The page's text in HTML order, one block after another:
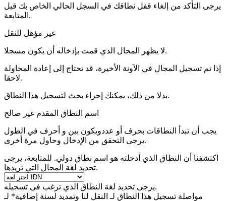
يرجى التأكد من إلغاء قفل نطاقك في السجل الحالي الخاص بك قبل
المتابعة.
غير مؤهل للنقل
لا يظهر المجال الذي قمت بإدخاله أن يكون مسجلا.
إذا تم تسجيل المجال في الآونة الأخيرة، قد تحتاج إلى إعادة المحاولة
لاحقا.
بدلا من ذلك، يمكنك إجراء بحث لتسجيل هذا النطاق.
اسم النطاق المقدم غير صالح
يجب أن تبدأ النطاقات بحرف أو عددويكون بين و أحرف في الطول
يرجى التحقق من الإدخال وحاول مرة أخرى.
اكتشفنا أن النطاق الذي أدخلته هو اسم نطاق دولي. للمتابعة، يرجى
تحديد لغة المجال التي تريدها.
يرجى تحديد لغة النطاق الذي ترغب في تسجيله.
مواصلة تسجيل هذا النطاق لـ النقل لنا وتمديد لسنة إضافية* لـ